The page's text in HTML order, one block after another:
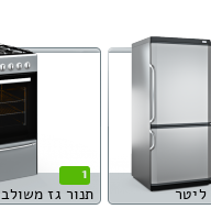
1
תנור גז משולב